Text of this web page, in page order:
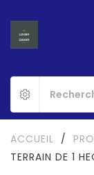
ACCUEIL /
TERRAIN DE 1